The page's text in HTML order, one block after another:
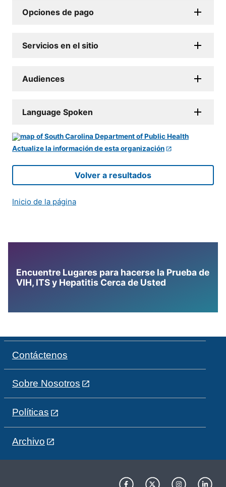
Opciones de pago
Servicios en el sitio
Audiences
Language Spoken
Actualize la información de esta organización
Volver a resultados
Inicio de la página
Encuentre Lugares para hacerse la Prueba de
VIH, ITS y Hepatitis Cerca de Usted
Contáctenos
Sobre Nosotros
Políticas
Archivo